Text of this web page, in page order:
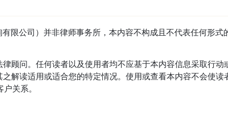
限公司）并非律师事务所，本内容不构成且不代表任何形式
顾问。任何读者以及使用者均不应基于本内容信息采取行
解读适用或适合您的特定情况。使用或查看本内容不会使读
关系。